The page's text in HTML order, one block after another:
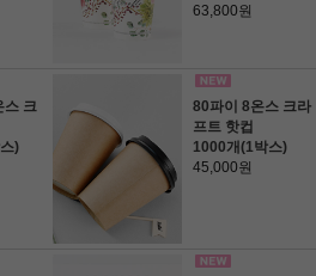
63,800원
스 크
)
80파이 8온스 크라
프트 핫컵
1000개(1박스)
45,000원